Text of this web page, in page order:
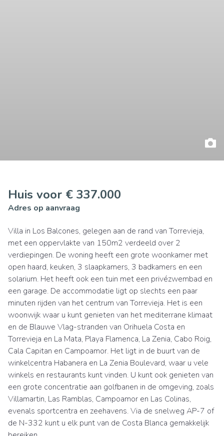
Huis voor € 337.000
Adres op aanvraag
Villa in Los Balcones, gelegen aan de rand van Torrevieja,
met een oppervlakte van 150m2 verdeeld over 2
verdiepingen. De woning heeft een grote woonkamer met
open haard, keuken, 3 slaapkamers, 3 badkamers en een
solarium. Het heeft ook een tuin met een privézwembad en
een garage. De accommodatie ligt op slechts een paar
minuten rijden van het centrum van Torrevieja. Het is een
woonwijk waar u kunt genieten van het mediterrane klimaat
en de Blauwe Vlag-stranden van Orihuela Costa en
Torrevieja en La Mata, Playa Flamenca, La Zenia, Cabo Roig,
Cala Capitan en Campoamor. Het ligt in de buurt van de
winkelcentra Habanera en La Zenia Boulevard, waar u vele
winkels en restaurants kunt vinden. U kunt ook genieten van
een grote concentratie aan golfbanen in de omgeving, zoals
Villamartin, Las Ramblas, Campoamor en Las Colinas,
evenals sportcentra en zeehavens. Via de snelweg AP-7 of
de N-332 kunt u elk punt van de Costa Blanca gemakkelijk